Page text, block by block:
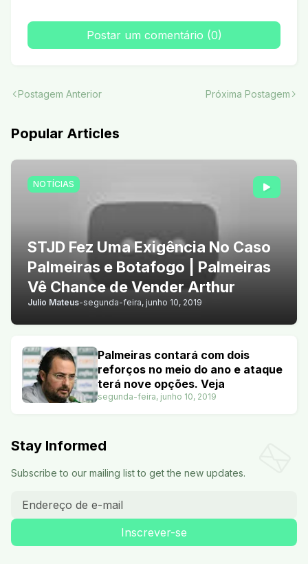
Postar um comentário (0)
Postagem Anterior Próxima Postagem
Popular Articles
NOTÍCIAS
STJD Fez Uma Exigência No Caso
Palmeiras e Botafogo | Palmeiras
Vê Chance de Vender Arthur
Julio Mateus-segunda-feira, junho 10, 2019
Palmeiras contará com dois
reforços no meio do ano e ataque
terá nove opções. Veja
segunda-feira, junho 10, 2019
Stay Informed
Subscribe to our mailing list to get the new updates.